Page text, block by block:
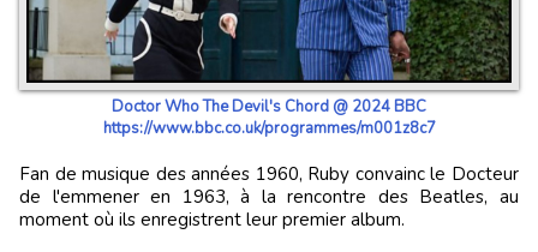
Doctor Who The Devil's Chord @ 2024 BBC
https://www.bbc.co.uk/programmes/m001z8c7
Fan de musique des années 1960, Ruby convainc le Docteur
de l'emmener en 1963, à la rencontre des Beatles, au
moment où ils enregistrent leur premier album.